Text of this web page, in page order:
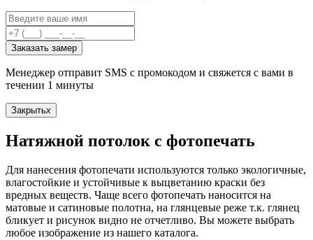
Заказать замер
Менеджер отправит SMS с промокодом и свяжется с вами в
течении 1 минуты
Закрытьx
Натяжной потолок с фотопечать
Для нанесения фотопечати используются только экологичные,
влагостойкие и устойчивые к выцветанию краски без
вредных веществ. Чаще всего фотопечать наносится на
матовые и сатиновые полотна, на глянцевые реже т.к. глянец
бликует и рисунок видно не отчетливо. Вы можете выбрать
любое изображение из нашего каталога.